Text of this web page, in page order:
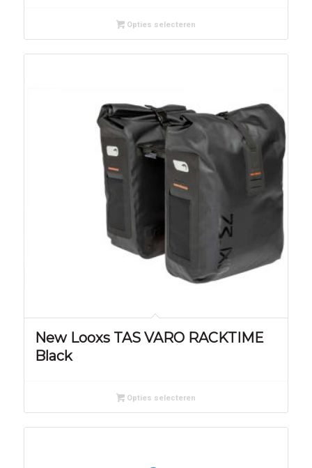
Opties selecteren
New Looxs TAS VARO RACKTIME
Black
Opties selecteren